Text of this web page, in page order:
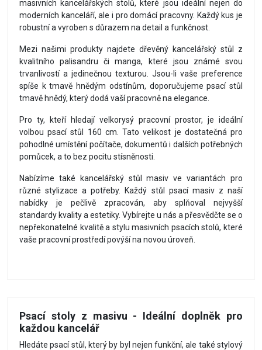
masivních kancelářských stolů, které jsou ideální nejen do
moderních kanceláří, ale i pro domácí pracovny. Každý kus je
robustní a vyroben s důrazem na detail a funkčnost.
Mezi našimi produkty najdete dřevěný kancelářský stůl z
kvalitního palisandru či manga, které jsou známé svou
trvanlivostí a jedinečnou texturou. Jsou-li vaše preference
spíše k tmavě hnědým odstínům, doporučujeme psací stůl
tmavě hnědý, který dodá vaší pracovně na elegance.
Pro ty, kteří hledají velkorysý pracovní prostor, je ideální
volbou psací stůl 160 cm. Tato velikost je dostatečná pro
pohodlné umístění počítače, dokumentů i dalších potřebných
pomůcek, a to bez pocitu stísněnosti.
Nabízíme také kancelářský stůl masiv ve variantách pro
různé stylizace a potřeby. Každý stůl psací masiv z naší
nabídky je pečlivě zpracován, aby splňoval nejvyšší
standardy kvality a estetiky. Vybírejte u nás a přesvědčte se o
nepřekonatelné kvalitě a stylu masivních psacích stolů, které
vaše pracovní prostředí povýší na novou úroveň.
Psací stoly z masivu - Ideální doplněk pro
každou kancelář
Hledáte psací stůl, který by byl nejen funkční, ale také stylový